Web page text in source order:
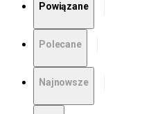
Powiązane
Polecane
Najnowsze